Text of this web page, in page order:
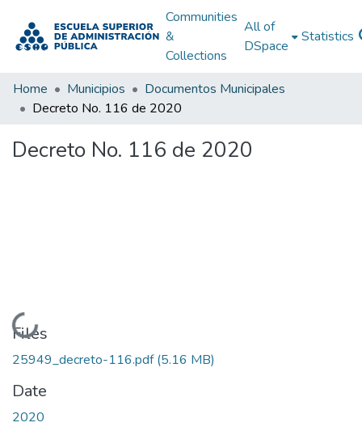
Communities
&
Collections
All of
DSpace
Statistics
Home Municipios
Documentos Municipales
Decreto No. 116 de 2020
Decreto No. 116 de 2020
Loading...
Files
25949_decreto-116.pdf(5.16 MB)
Date
2020